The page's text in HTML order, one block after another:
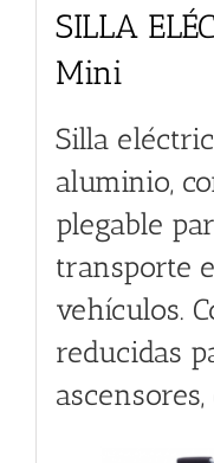
SILLA
Mini
Silla
aluminio,
plegable
transporte
vehículos.
reducidas
ascensores,